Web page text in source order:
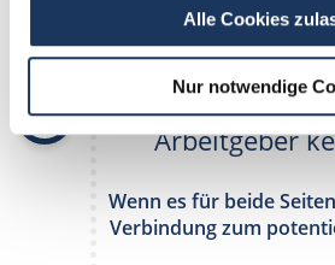
Alle Cookies
Nur notwendige
ohne selbst
3
Arbeitgeber
Wenn es für beide
Verbindung zum